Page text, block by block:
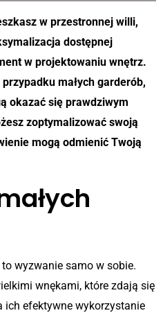
w przestronnej willi,
dostępnej
w projektowaniu wnętrz.
małych garderób,
okazać się prawdziwym
zoptymalizować swoją
mogą odmienić Twoją
wyzwanie samo w sobie.
wnękami, które zdają się
ich efektywne wykorzystanie